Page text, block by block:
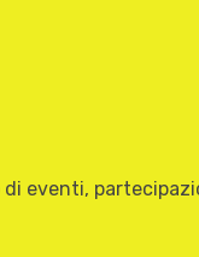
eventi,